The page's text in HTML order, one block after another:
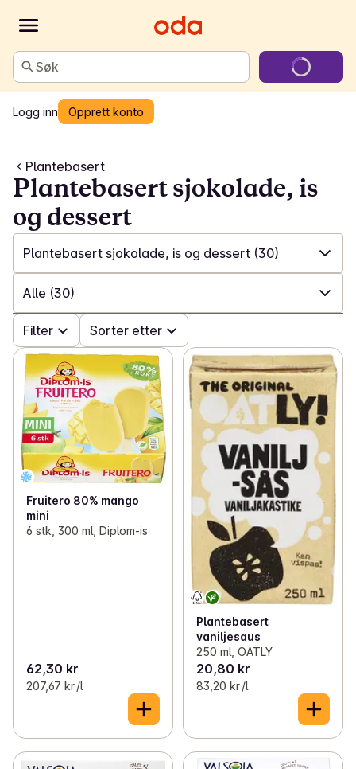
Søk
Logg inn Opprett konto
Plantebasert
Plantebasert sjokolade, is
og dessert
Plantebasert sjokolade, is og dessert (30)
✓ Alle (127)
✓ Plantebasert drikke og meieriprodukter
✓ Plantebasert ost og pålegg (19)
✓ Plantebaserte middager og proteiner (40)
✓ Plantebasert middagstilbehør (5)
✓ Plantebasert sjokolade, is og dessert (30)
Alle (30)
✓ Alle(30)
✓ Plantebasert sjokolade og godteri (9)
✓ Plantebasert is
✓ Plantebasert dessert og kaker (7)
Filter Sorter etter
Fruitero 80% mango
mini
6 stk, 300 ml, Diplom-is
62,30 kr
207,67 kr /l
Plantebasert
vaniljesaus
250 ml, OATLY
20,80 kr
83,20 kr /l